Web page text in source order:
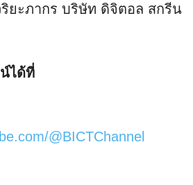
ยะภากร บริษัท ดิจิตอล สกรีน
ได้ที่
@BICTChannel